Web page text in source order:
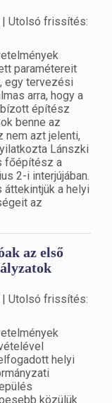
| Utolsó frissítés:
paramétereit
egy tervezési
arra, hogy a
építész
benne az
nem azt jelenti,
Lánszki
főépítész a
2-i interjújában.
a helyi
az
az első
| Utolsó frissítés:
helyi
közülük